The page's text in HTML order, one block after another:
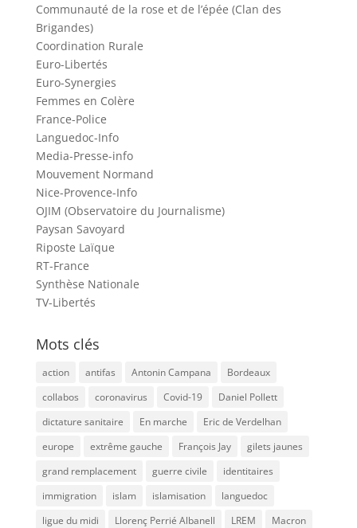
Communauté de la rose et de l’épée (Clan des
Brigandes)
Coordination Rurale
Euro-Libertés
Euro-Synergies
Femmes en Colère
France-Police
Languedoc-Info
Media-Presse-info
Mouvement Normand
Nice-Provence-Info
OJIM (Observatoire du Journalisme)
Paysan Savoyard
Riposte Laïque
RT-France
Synthèse Nationale
TV-Libertés
Mots clés
action antifas Antonin Campana
Bordeaux
collabos
coronavirus Covid-19
Daniel Pollett
dictature sanitaire
En marche
Eric de Verdelhan
europe
extrême gauche François Jay
gilets jaunes
grand remplacement
guerre civile
identitaires
immigration
islam islamisation
languedoc
ligue du midi
Llorenç Perrié Albanell LREM
Macron